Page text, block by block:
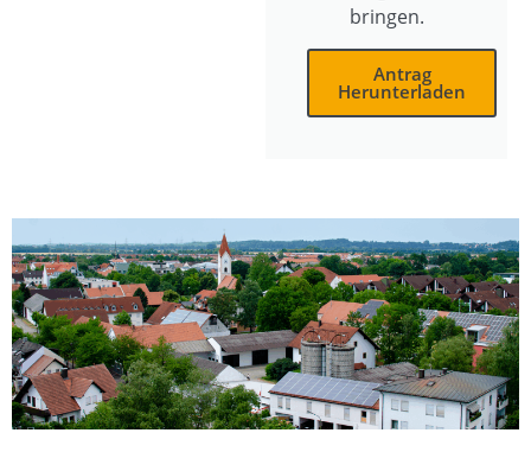
bringen.
Antrag
Herunterladen